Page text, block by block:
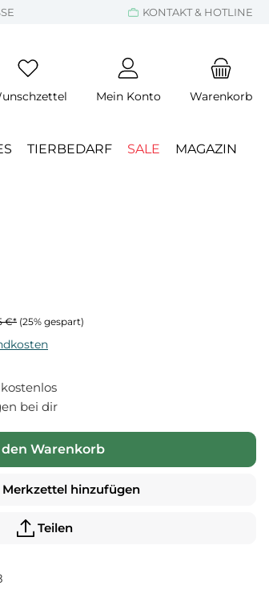
KONTAKT & HOTLINE
Mein Konto Warenkorb
TIERBEDARF SALE MAGAZIN
€* (25% gespart)
bei dir
den Warenkorb
hinzufügen
Teilen